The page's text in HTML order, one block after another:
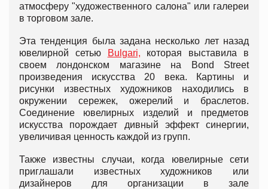
атмосферу "художественного салона" или галереи
в торговом зале.
Эта тенденция была задана несколько лет назад
ювелирной сетью
Bulgari, которая выставила в
своем лондонском магазине на Bond Street
произведения искусства 20 века. Картины и
рисунки известных художников находились в
окружении сережек, ожерелий и браслетов.
Соединение ювелирных изделий и предметов
искусства порождает дивный эффект синергии,
увеличивая ценность каждой из групп.
Также известны случаи, когда ювелирные сети
приглашали известных художников или
дизайнеров для организации в зале